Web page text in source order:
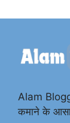
Alam
कमाने के